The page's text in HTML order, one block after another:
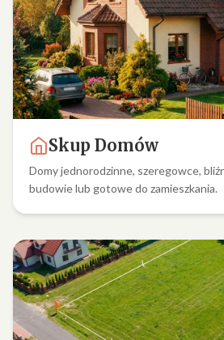
Skup Domów
Domy jednorodzinne, szeregowce,
budowie lub gotowe do zamieszkania.